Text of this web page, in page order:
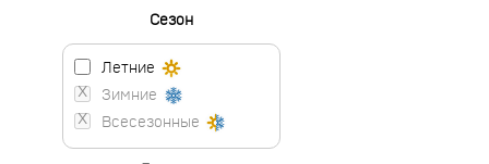
Сезон
Летние
Зимние
Всесезонные